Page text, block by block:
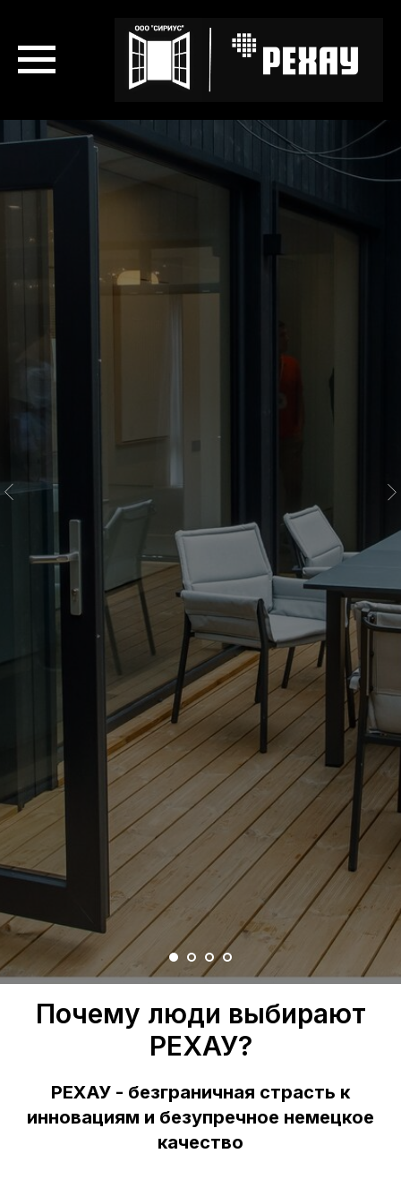
Почему люди выбирают
РЕХАУ?
РЕХАУ - безграничная страсть к
инновациям и безупречное немецкое
качество